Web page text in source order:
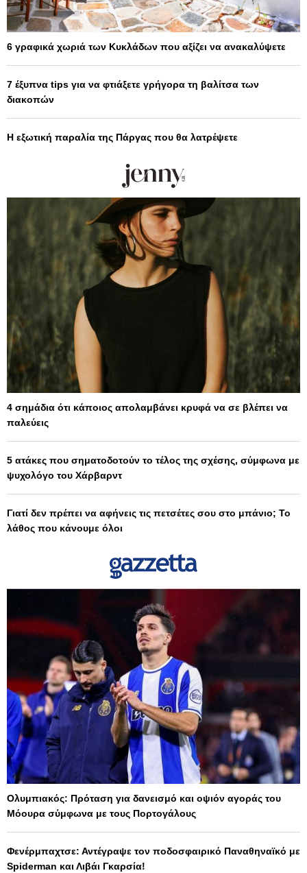
6 γραφικά χωριά των Κυκλάδων που αξίζει να ανακαλύψετε
7 έξυπνα tips για να φτιάξετε γρήγορα τη βαλίτσα των
διακοπών
Η εξωτική παραλία της Πάργας που θα λατρέψετε
4 σημάδια ότι κάποιος απολαμβάνει κρυφά να σε βλέπει να
παλεύεις
5 ατάκες που σηματοδοτούν το τέλος της σχέσης, σύμφωνα με
ψυχολόγο του Χάρβαρντ
Γιατί δεν πρέπει να αφήνεις τις πετσέτες σου στο μπάνιο; Το
λάθος που κάνουμε όλοι
Ολυμπιακός: Πρόταση για δανεισμό και οψιόν αγοράς του
Μόουρα σύμφωνα με τους Πορτογάλους
Φενέρμπαχτσε: Αντέγραψε τον ποδοσφαιρικό Παναθηναϊκό με
Spiderman και Λιβάι Γκαρσία!